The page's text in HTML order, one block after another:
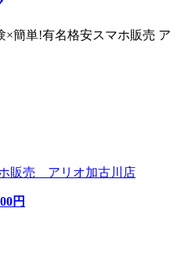
×簡単!有名格安スマホ販売 ア
販売 アリオ加古川店
円